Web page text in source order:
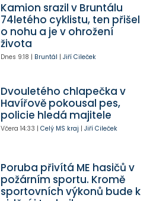
Kamion srazil v Bruntálu
74letého cyklistu, ten přišel
o nohu a je v ohrožení
života
Dnes 9:18 | Bruntál | Jiří Cileček
Dvouletého chlapečka v
Havířově pokousal pes,
policie hledá majitele
Včera 14:33 | Celý MS kraj | Jiří Cileček
Poruba přivítá ME hasičů v
požárním sportu. Kromě
sportovních výkonů bude k